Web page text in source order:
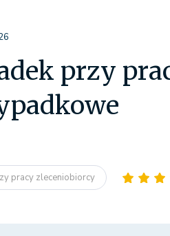
przy
pracy zleceniobiorcy